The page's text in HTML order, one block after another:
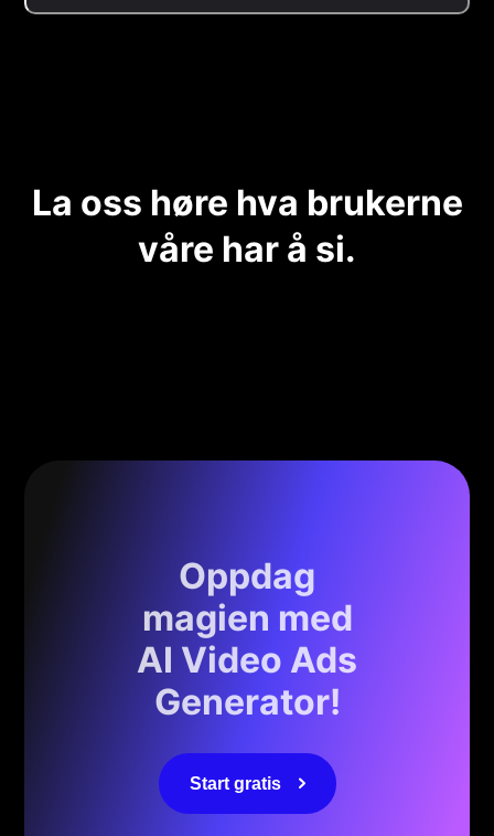
La oss høre hva brukerne
våre har å si.
Oppdag
magien med
AI Video Ads
Generator!
Start gratis